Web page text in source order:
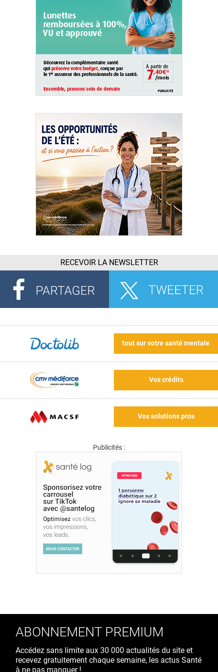
RECEVOIR LA NEWSLETTER
tout sur votre santé mentale
Vos crédits
Vos solutions pros
Publicités :
ABONNEMENT PREMIUM
Accédez sans limite aux 30 000 actualités du site et
recevez gratuitement chaque semaine, les actus Santé
à ne pas manquer !